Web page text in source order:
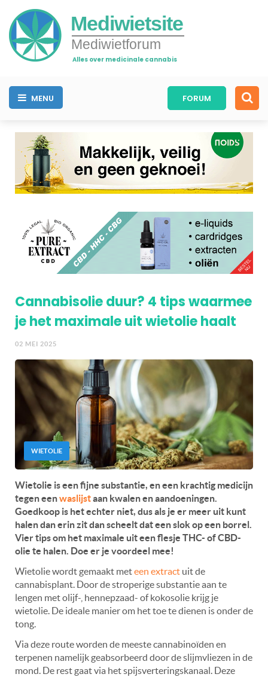
Mediwietsite
Mediwietforum
Alles over medicinale cannabis
MENU FORUM
Cannabisolie duur? 4 tips waarmee
je het maximale uit wietolie haalt
02 MEI 2025
WIETOLIE
Wietolie is een fijne substantie, en een krachtig medicijn
tegen eenwaslijstaan kwalen en aandoeningen.
Goedkoop is het echter niet, dus als je er meer uit kunt
halen dan erin zit dan scheelt dat een slok op een borrel.
Vier tips om het maximale uit een flesje THC- of CBD-
olie te halen. Doe er je voordeel mee!
Wietolie wordt gemaakt meteen extract uit de
cannabisplant. Door de stroperige substantie aan te
lengen met olijf-, hennepzaad- of kokosolie krijg je
wietolie. De ideale manier om het toe te dienen is onder de
tong.
Via deze route worden de meeste cannabinoïden en
terpenen namelijk geabsorbeerd door de slijmvliezen in de
mond. De rest gaat via het spijsverteringskanaal. Deze